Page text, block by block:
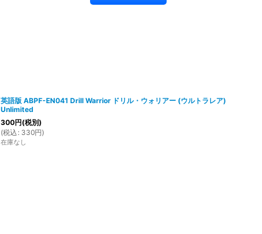
英語版 ABPF-EN041 Drill Warrior ドリル・ウォリアー (ウルトラレア)
Unlimited
300円(税別)
(税込 : 330円)
在庫なし